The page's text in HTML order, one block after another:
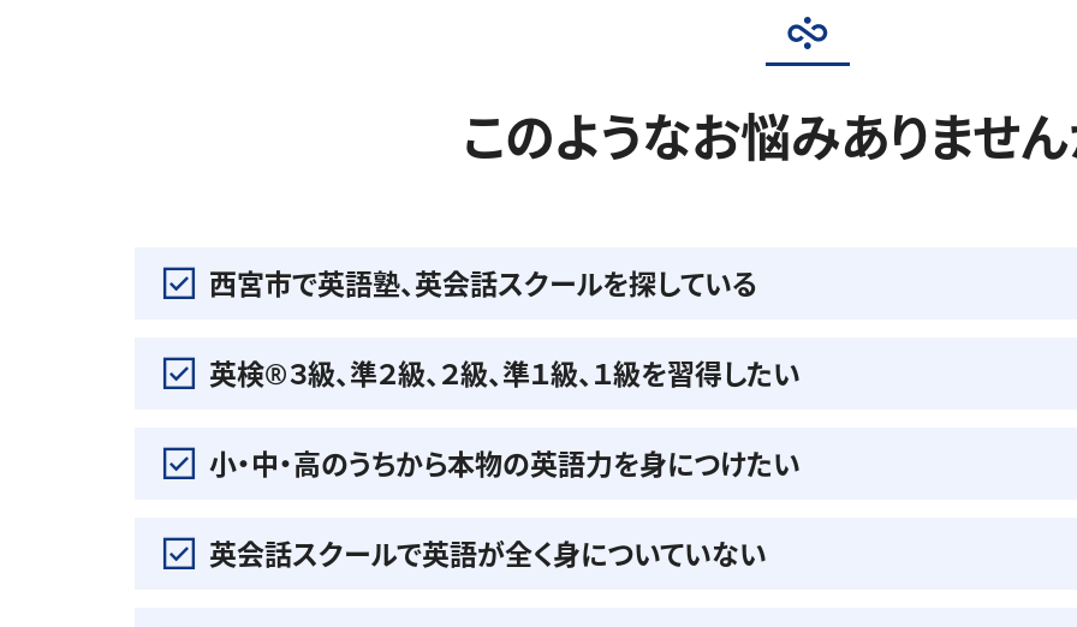
このようなお悩みありません
西宮市で英語塾、英会話スクールを探している
英検®️３級、準２級、２級、準１級、１級を習得したい
小・中・高のうちから本物の英語力を身につけたい
英会話スクールで英語が全く身についていない